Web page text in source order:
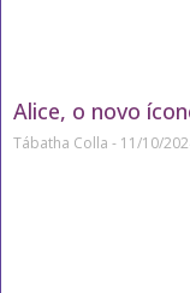
Alice, o novo
Tábatha Colla 11/10/